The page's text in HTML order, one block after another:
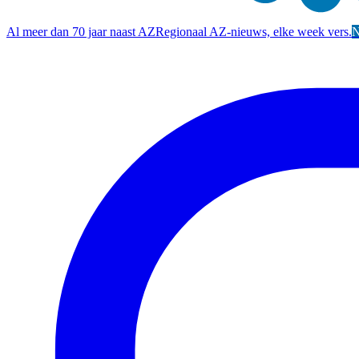
Al meer dan 70 jaar naast AZRegionaal AZ-nieuws, elke week vers.